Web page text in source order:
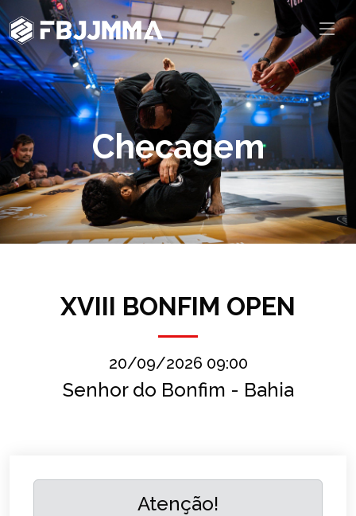
Checagem
XVIII BONFIM OPEN
20/09/2026 09:00
Senhor do Bonfim - Bahia
Atenção!